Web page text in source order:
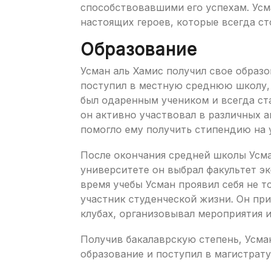
способствовавшими его успехам.
настоящих героев, которые всегда
Образование
Усман аль Хамис получил свое
поступил в местную среднюю школу,
был одаренным учеником и всегда
он активно участвовал в различных
помогло ему получить стипендию на
После окончания средней школы
университете он выбрал факультет
время учебы Усман проявил себя не
участник студенческой жизни. Он
клубах, организовывал
Получив бакалаврскую степень,
образование и поступил в